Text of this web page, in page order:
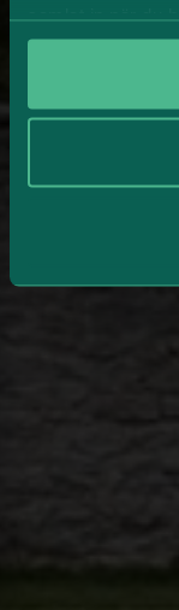
samlat in när du